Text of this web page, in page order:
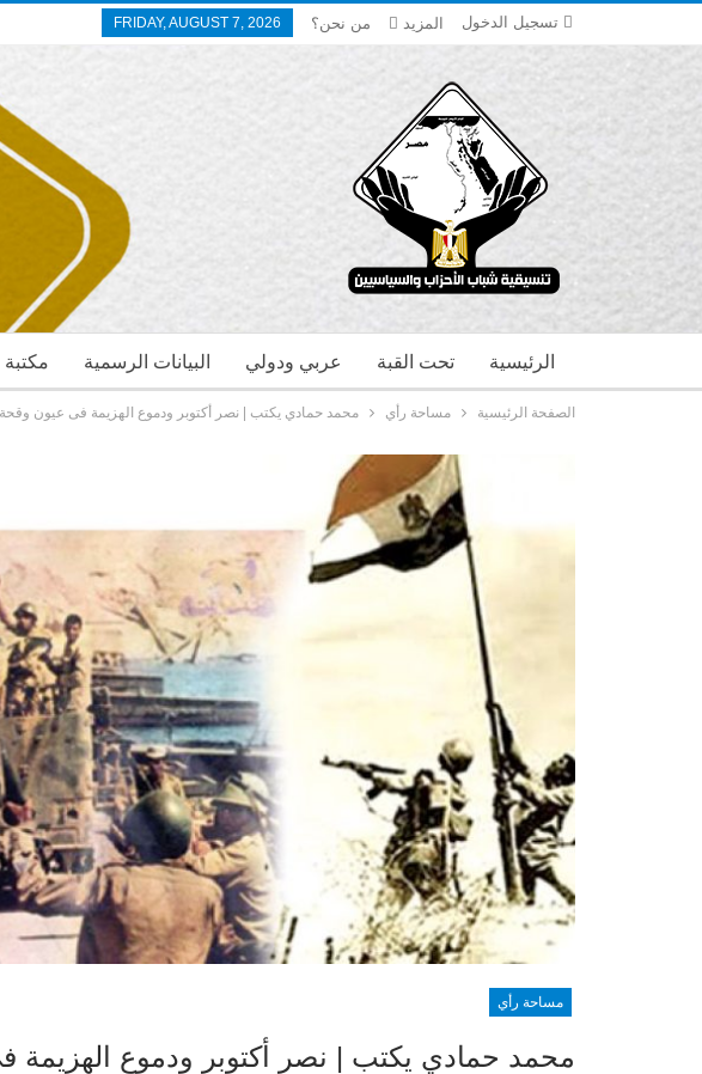
تسجيل الدخول FRIDAY, AUGUST 7, 2026 من نحن؟ المزيد
مكتبة البيانات الرسمية عربي ودولي تحت القبة الرئيسية
الصفحة الرئيسية مساحة رأي محمد حمادي يكتب | نصر أكتوبر ودموع الهزيمة فى عيون وقحة (٢ –
مساحة رأي
محمد حمادي يكتب | نصر أكتوبر ودموع الهزيمة فى